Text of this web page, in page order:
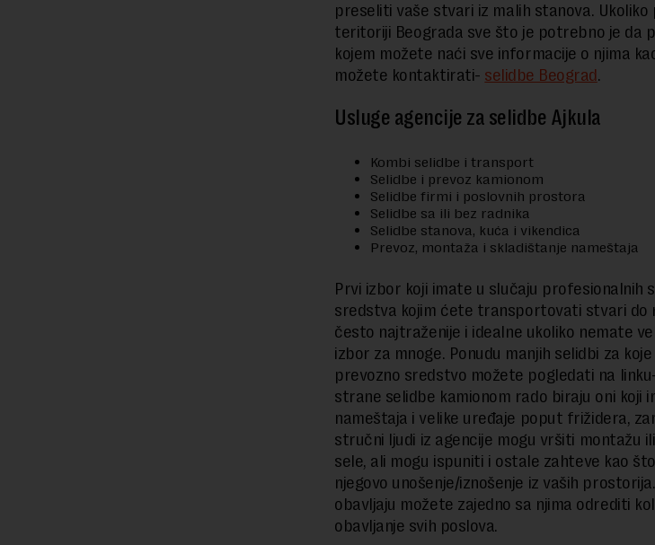
preseliti vaše stvari iz malih stanova.
teritoriji Beograda sve što je potrebno je da
kojem možete naći sve informacije o njima
možete kontaktirati- selidbe Beograd .
Usluge agencije za selidbe Ajkula
Kombi selidbe i transport
Selidbe i prevoz kamionom
Selidbe firmi i poslovnih prostora
Selidbe sa ili bez radnika
Selidbe stanova, kuća i vikendica
Prevoz, montaža i skladištanje nameštaja
Prvi izbor koji imate u slučaju profesionalnih
sredstva kojim ćete transportovati stvari do
često najtraženije i idealne ukoliko nemate
izbor za mnoge. Ponudu manjih selidbi za
prevozno sredstvo možete pogledati na
strane selidbe kamionom rado biraju oni koji
nameštaja i velike uređaje poput frižidera,
stručni ljudi iz agencije mogu vršiti montažu
sele, ali mogu ispuniti i ostale zahteve kao
njegovo unošenje/iznošenje iz vaših
obavljaju možete zajedno sa njima odrediti
obavljanje svih poslova.